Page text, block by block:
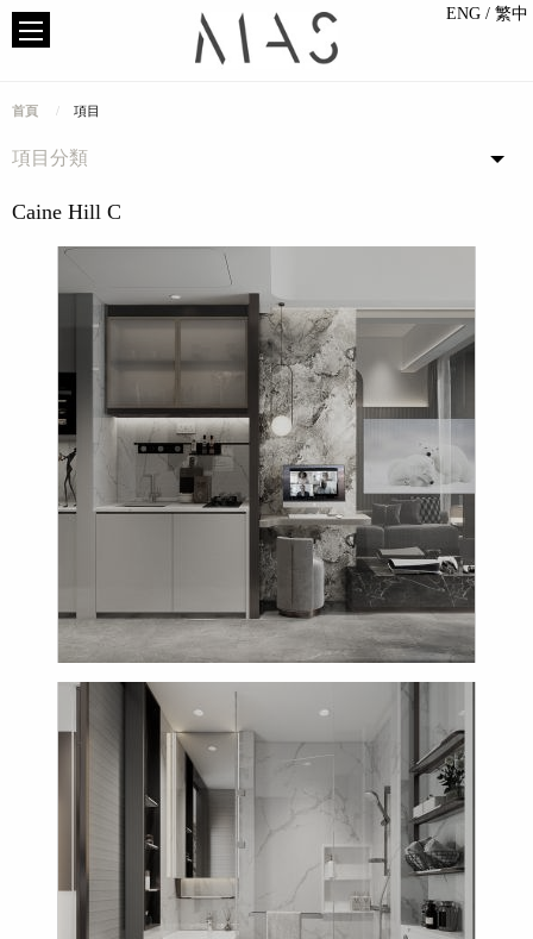
ENG / 繁中
首頁 項目
項目分類
Caine Hill C